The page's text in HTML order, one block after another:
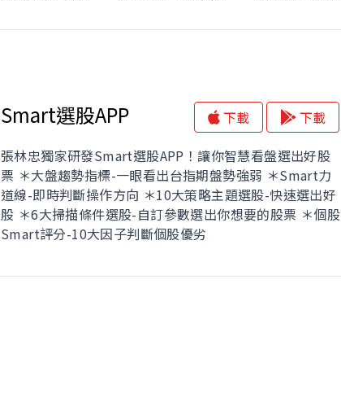
Smart選股APP
下載
下載
張林忠獨家研發Smart選股APP！讓你智慧看盤選出好股
票 ＊大盤趨勢指標-一眼看出台指期盤勢強弱 ＊Smart力
道線-即時判斷操作方向 ＊10大策略主題選股-快速選出好
股 ＊6大掃描條件選股-自訂參數選出你想要的股票 ＊個股
Smart評分-10大因子判斷個股優劣